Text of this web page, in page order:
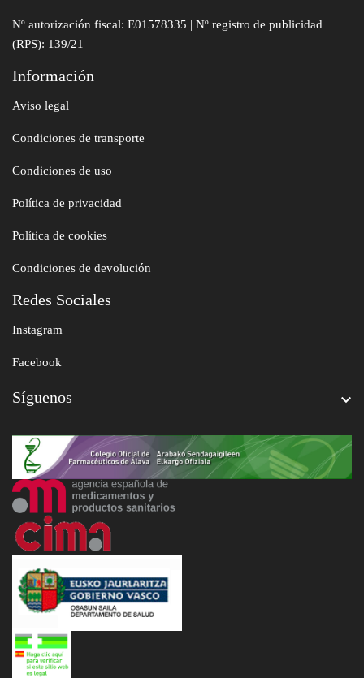
Nº autorización fiscal: E01578335 | Nº registro de publicidad
(RPS): 139/21
Información
Aviso legal
Condiciones de transporte
Condiciones de uso
Política de privacidad
Política de cookies
Condiciones de devolución
Redes Sociales
Instagram
Facebook
Síguenos 